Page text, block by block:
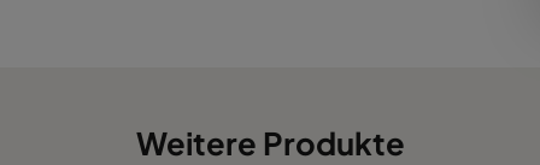
Weitere Produkte